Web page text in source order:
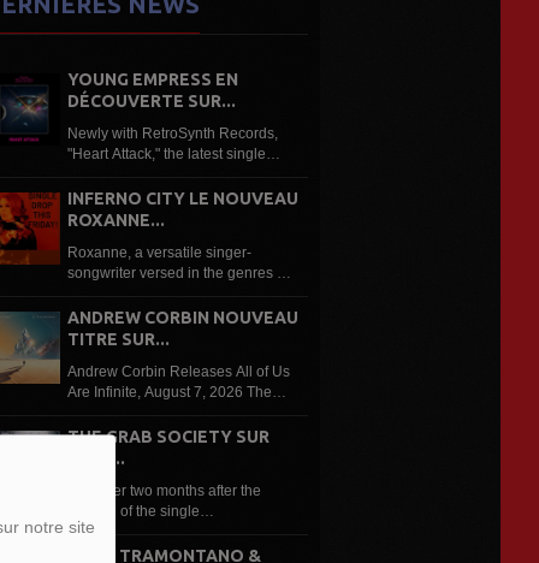
notre site
YOUNG EMPRESS EN
DÉCOUVERTE SUR...
Newly with RetroSynth Records,
"Heart Attack," the latest single
electrifying synthwave anthem that
combines soaring guitars,
cinematic production...
INFERNO CITY LE NOUVEAU
ROXANNE...
Roxanne, a versatile singer-
songwriter versed in the genres of
rock, blues, jazz, soul, disco, funk,
and reggae, is an up-and-coming
ANDREW CORBIN NOUVEAU
TITRE SUR...
Andrew Corbin Releases All of Us
Are Infinite, August 7, 2026 The
upcoming and unfinished album to
THE GRAB SOCIETY SUR
LRDR...
Just over two months after the
release of the single
“Reincarnation”, it is followed up in
the form of a jam- packed remix
FONZ TRAMONTANO &